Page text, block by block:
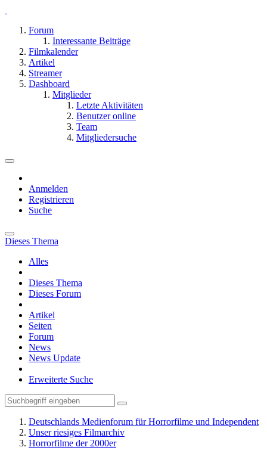
Forum
Interessante Beiträge
Filmkalender
Artikel
Streamer
Dashboard
Mitglieder
Letzte Aktivitäten
Benutzer online
Team
Mitgliedersuche
Anmelden
Registrieren
Suche
Dieses Thema
Alles
Dieses Thema
Dieses Forum
Artikel
Seiten
Forum
News
News Update
Erweiterte Suche
Deutschlands Medienforum für Horrorfilme und Independent
Unser riesiges Filmarchiv
Horrorfilme der 2000er